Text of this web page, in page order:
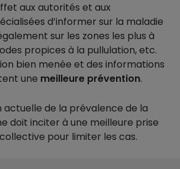
aux autorités et aux
d’informer sur la maladie
sur les zones les plus à
propices à la pullulation, etc.
bien menée et des informations
une meilleure prévention.
actuelle de la prévalence de la
doit inciter à une meilleure prise
pour limiter les cas.